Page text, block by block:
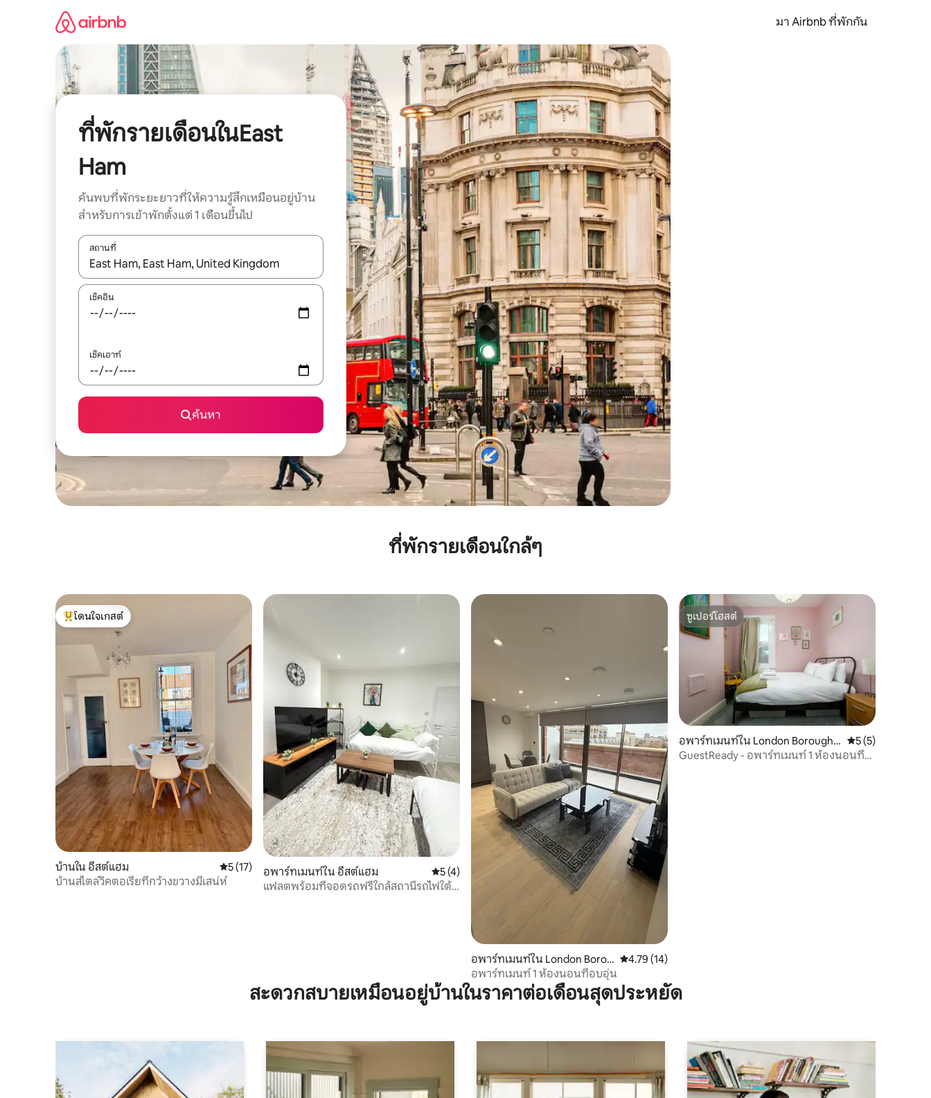
มา Airbnb ที่พักกัน
ที่พักรายเดือนในEast
Ham
ค้นพบที่พักระยะยาวที่ให้ความรู้สึกเหมือนอยู่บ้าน
สำหรับการเข้าพักตั้งแต่ 1 เดือนขึ้นไป
สถานที่
ใช้ลูกศรขึ้นลง หรือใช้การสัมผัสหรือปัด เพื่อสำรวจผลการค้นหา
เช็คอิน
เช็คเอาท์
ค้นหา
ที่พักรายเดือนใกล้ๆ
โดนใจเกสต์ที่สุด
โดนใจเกสต์
บ้านใน อีสต์แฮม คะแนนเฉลี่ย 5 จาก 5, 17 รีวิว
5 (17)
บ้านสไตล์วิคตอเรียที่กว้างขวางมีเสน่ห์
อพาร์ทเมนท์ใน อีสต์แฮม คะแนนเฉลี่ย 5 จาก 5, 4 รีวิว
5 (4)
แฟลตพร้อมที่จอดรถฟรีใกล้สถานีรถไฟใต้
อพาร์ทเมนท์ใน London Borou
gh of Newham
คะแนนเฉลี่ย 4.79 จาก 5, 14 รีวิว
4.79 (14)
อพาร์ทเมนท์ 1 ห้องนอนที่อบอุ่น
ซูเปอร์โฮสต์
ซูเปอร์โฮสต์
อพาร์ทเมนท์ใน London Borough o
f Newham
คะแนนเฉลี่ย 5 จา
5 (5)
GuestReady - อพาร์ทเมนท์ 1 ห้องนอนที่มี
สะดวกสบายเหมือนอยู่บ้านในราคาต่อเดือนสุดประหยัด